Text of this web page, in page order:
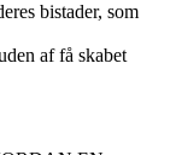
bistader, som
af få skabet